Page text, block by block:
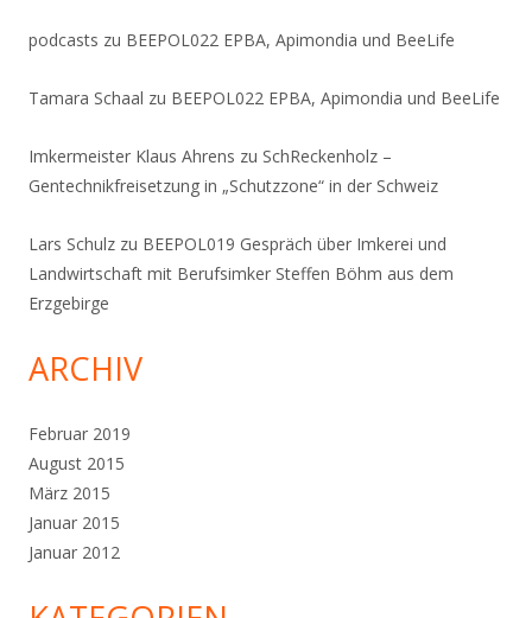
podcasts zu BEEPOL022 EPBA, Apimondia und BeeLife
Tamara Schaal zu BEEPOL022 EPBA, Apimondia und BeeLife
Imkermeister Klaus Ahrens zu SchReckenholz –
Gentechnikfreisetzung in „Schutzzone“ in der Schweiz
Lars Schulz zu BEEPOL019 Gespräch über Imkerei und
Landwirtschaft mit Berufsimker Steffen Böhm aus dem
Erzgebirge
ARCHIV
Februar 2019
August 2015
März 2015
Januar 2015
Januar 2012